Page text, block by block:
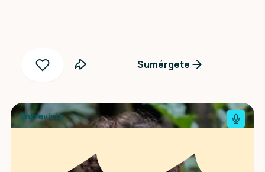
Sumérgete
Entrevista